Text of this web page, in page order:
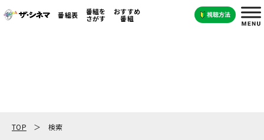
番組表 番組を
さがす
おすすめ
番組
TOP 検索